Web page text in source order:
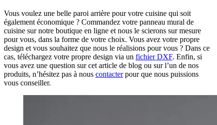
Vous voulez une belle paroi arrière pour votre cuisine qui soit
également économique ? Commandez votre panneau mural de
cuisine sur notre boutique en ligne et nous le scierons sur mesure
pour vous, dans la forme de votre choix. Vous avez votre propre
design et vous souhaitez que nous le réalisions pour vous ? Dans ce
cas, téléchargez votre propre design via un fichier DXF. Enfin, si
vous avez une question sur cet article de blog ou sur l’un de nos
produits, n’hésitez pas à nous contacterpour que nous puissions
vous conseiller.